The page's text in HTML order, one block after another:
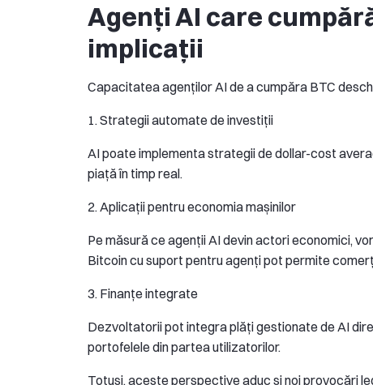
Agenți AI care
implicații
Capacitatea agenților AI de a cumpăra BTC
1. Strategii automate de investiții
AI poate implementa strategii de dollar-cost
piață în timp real.
2. Aplicații pentru economia mașinilor
Pe măsură ce agenții AI devin actori economici,
Bitcoin cu suport pentru agenți pot permite
3. Finanțe integrate
Dezvoltatorii pot integra plăți gestionate de AI
portofelele din partea utilizatorilor.
Totuși, aceste perspective aduc și noi provocări